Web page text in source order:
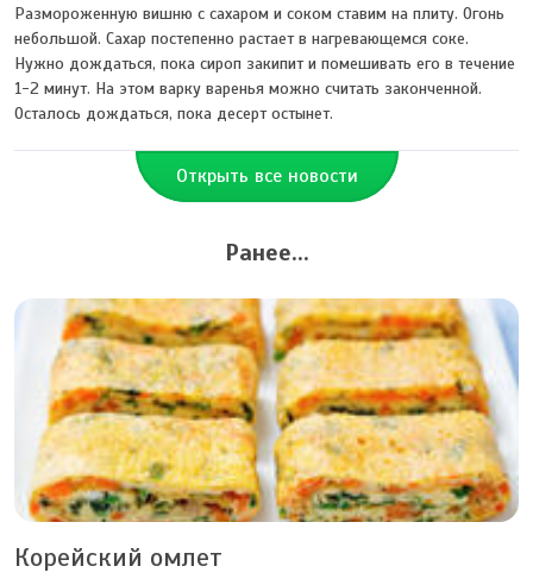
Размороженную вишню с сахаром и соком ставим на плиту. Огонь
небольшой. Сахар постепенно растает в нагревающемся соке.
Нужно дождаться, пока сироп закипит и помешивать его в течение
1-2 минут. На этом варку варенья можно считать законченной.
Осталось дождаться, пока десерт остынет.
Открыть все новости
Ранее...
Корейский омлет